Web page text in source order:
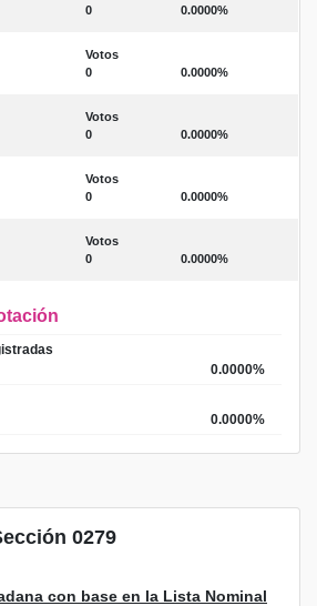
0
0.0000%
Votos
0
0.0000%
Votos
0
0.0000%
Votos
0
0.0000%
Votos
0
0.0000%
0.0000%
0.0000%
0279
con base en la Lista Nominal